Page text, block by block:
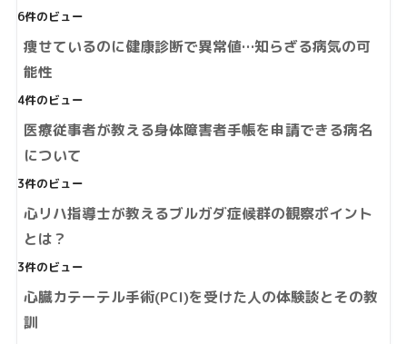
6件のビュー
痩せているのに健康診断で異常値…知らざる病気の可
能性
4件のビュー
医療従事者が教える身体障害者手帳を申請できる病名
について
3件のビュー
心リハ指導士が教えるブルガダ症候群の観察ポイント
とは？
3件のビュー
心臓カテーテル手術(PCI)を受けた人の体験談とその教
訓